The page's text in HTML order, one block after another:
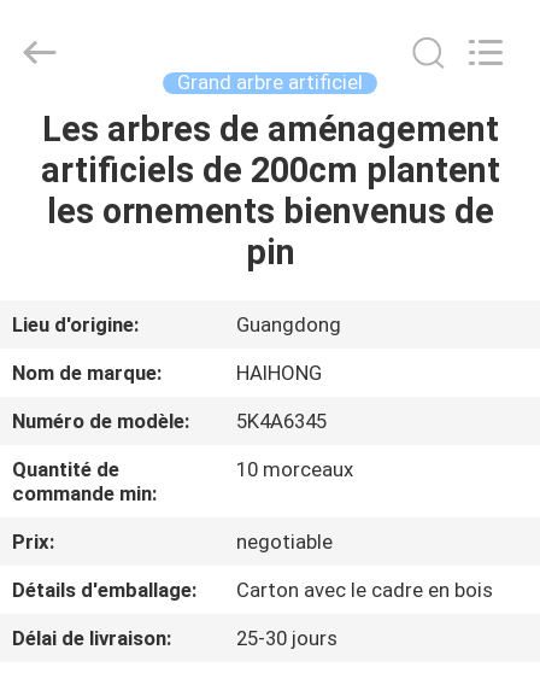
MAISON
PRODUITS
À
DE
NOUS
VISITE
DE
L'USINE
Crafts
Factory.
Reserved.
Grand arbre artificiel
Les arbres de aménagement
artificiels de 200cm plantent
les ornements bienvenus de
pin
Lieu d'origine:
Guangdong
Nom de marque:
HAIHONG
Numéro de modèle:
5K4A6345
Quantité de
commande min:
10 morceaux
Prix:
negotiable
Détails d'emballage:
Carton avec le cadre en bois
Délai de livraison:
25-30 jours